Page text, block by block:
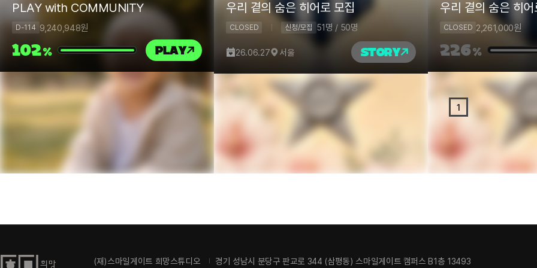
PLAY with COMMUNITY
D-114 9,240,948원
102 % PLAY
우리 곁의 숨은 히어로 모집
CLOSED 신청/모집 51명 / 50명
26.06.27 서울 STORY
우리 곁의 숨은 히어
CLOSED 2,261,000원
226 %
1
(재)스마일게이트 희망스튜디오 경기 성남시 분당구 판교로 344 (삼평동) 스마일게이트 캠퍼스 B1층 13493